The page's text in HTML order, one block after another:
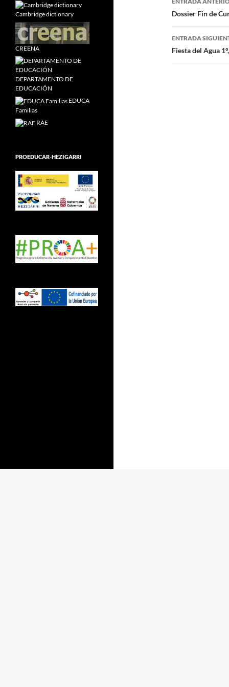
de
entradas
Dossier Fin de
ENTRADA
Fiesta del Agua
Cambridge dictionary
CREENA
DEPARTAMENTO DE
EDUCACIÓN
EDUCA
Familias
RAE
PROEDUCAR-HEZIGARRI